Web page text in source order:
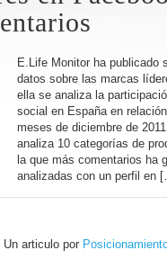
E.Life Monitor ha publicado
datos sobre las marcas
ella se analiza la
social en España en
meses de diciembre de
analiza 10 categorías de
la que más comentarios ha
analizadas con un perfil en
Un articulo por